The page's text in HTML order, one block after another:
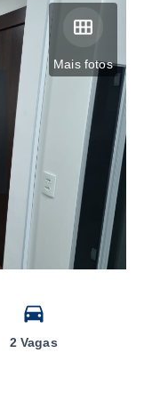
Mais fotos
2 Vagas